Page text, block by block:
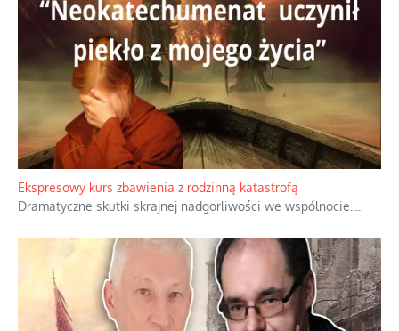
Ekspresowy kurs zbawienia z rodzinną katastrofą
Dramatyczne skutki skrajnej nadgorliwości we wspólnocie.